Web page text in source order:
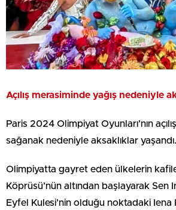
Açılış merasiminde yağış nedeniyle
Paris 2024 Olimpiyat Oyunları’nın
sağanak nedeniyle aksaklıklar yaşandı.
Olimpiyatta gayret eden ülkelerin
Köprüsü’nün altından başlayarak Sen
Eyfel Kulesi’nin olduğu noktadaki Iena